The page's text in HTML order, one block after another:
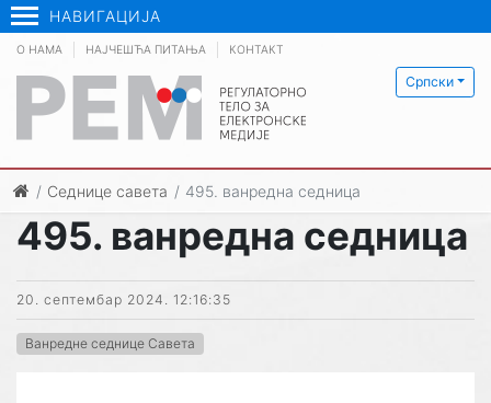
НАВИГАЦИЈА
Српски
О НАМА НАЈЧЕШЋА ПИТАЊА КОНТАКТ
Седнице савета 495. ванредна седница
495. ванредна седница
20. септембар 2024. 12:16:35
Ванредне седнице Савета